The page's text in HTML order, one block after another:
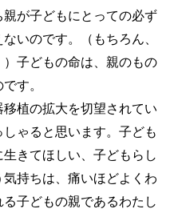
が子どもにとっての必ず
いのです。（もちろん、
子どもの命は、親のもの
す。
植の拡大を切望されてい
ゃると思います。子ども
きてほしい、子どもらし
持ちは、痛いほどよくわ
子どもの親であるわたし